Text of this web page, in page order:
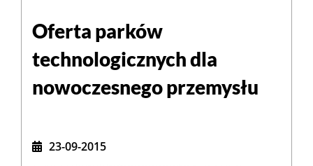
Oferta parków
technologicznych dla
nowoczesnego przemysłu
23-09-2015